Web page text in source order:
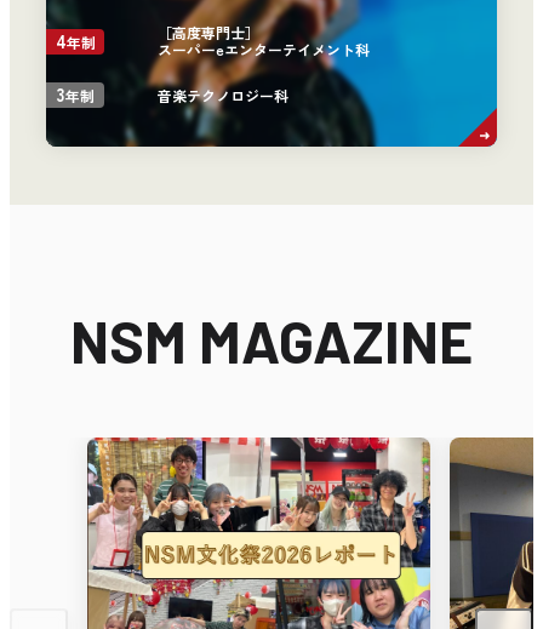
4年制
［高度専門士］
スーパーeエンターテイメント科
3年制 音楽テクノロジー科
NSM MAGAZINE